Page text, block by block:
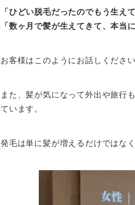
「ひどい脱毛だったのでもう生え
「数ヶ月で髪が生えてきて、本当
お客様はこのようにお話しください
また、髪が気になって外出や旅行
ています。
発毛は単に髪が増えるだけではな